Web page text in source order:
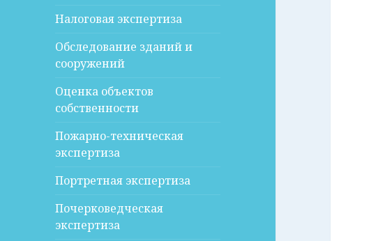
Налоговая экспертиза
Обследование зданий и
сооружений
Оценка объектов
собственности
Пожарно-техническая
экспертиза
Портретная экспертиза
Почерковедческая
экспертиза